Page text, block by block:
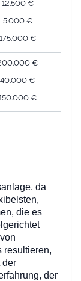
12.500 €
5.000 €
175.000 €
€
40.000 €
€
da
die es
resultieren,
der
der